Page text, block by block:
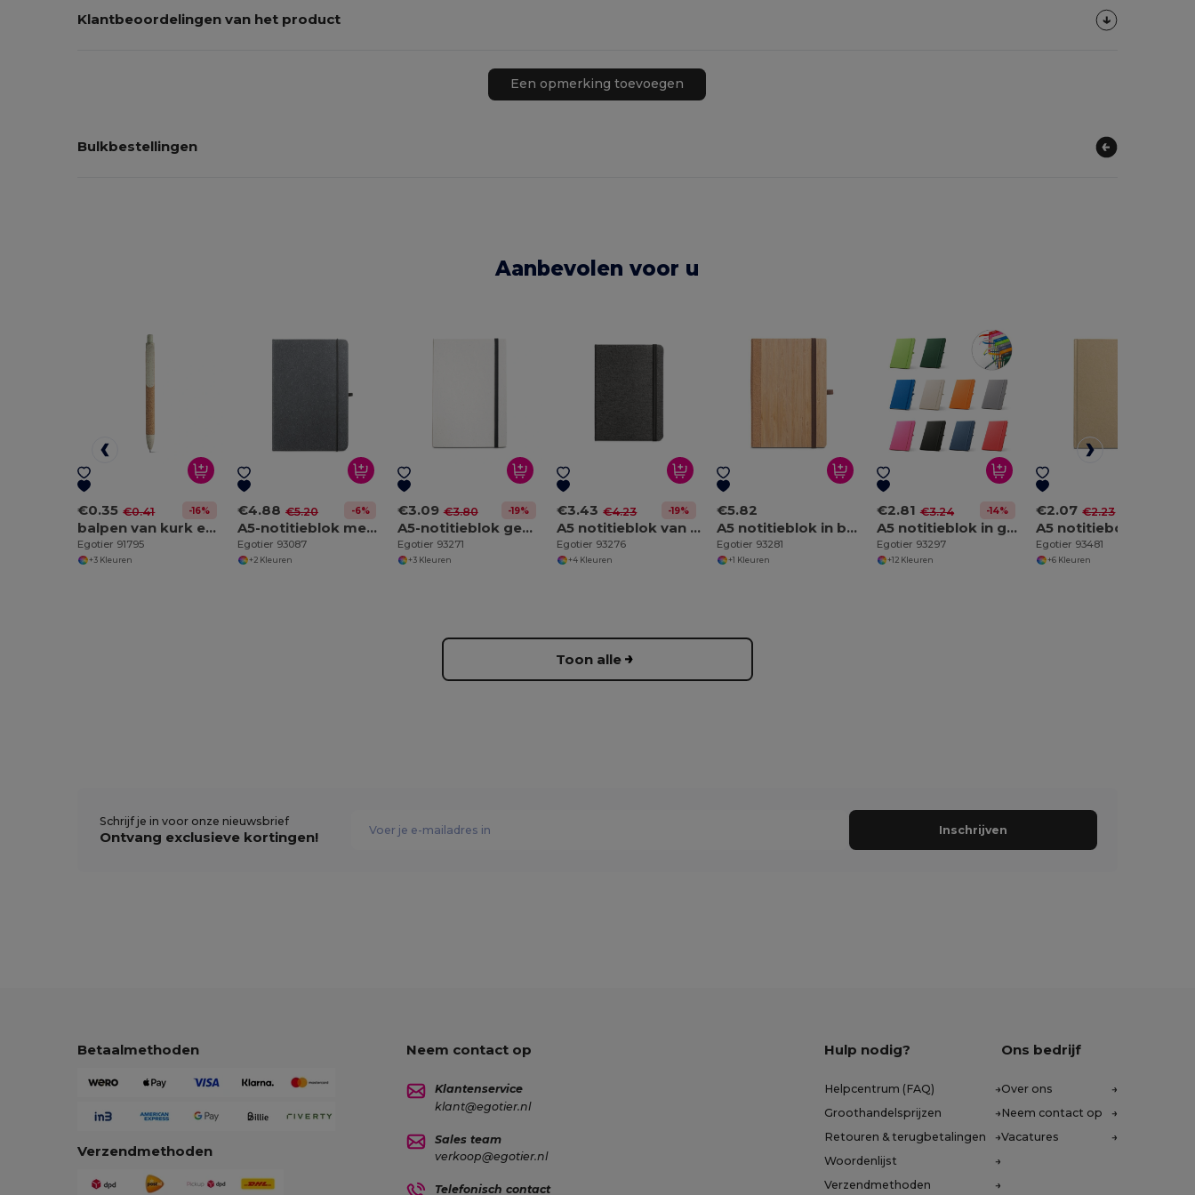
Klantbeoordelingen van het product
Een opmerking toevoegen
Bulkbestellingen
Aanbevolen voor u
€0.35 €0.41 -16%
balpen van kurk en Tarwestrovezel
Egotier 91795
+3 Kleuren
€4.88 €5.20 -6%
A5-notitieblok met harde kaft van leer (70% gerecycled) met gelinieerde pagina's
Egotier 93087
+2 Kleuren
€3.09 €3.80 -19%
A5-notitieblok gemaakt van gerecyclede melkpakken met gelinieerde pagina's
Egotier 93271
+3 Kleuren
€3.43 €4.23 -19%
A5 notitieblok van gerecycled polyester (100% rPET) met gelinieerde pagina's
Egotier 93276
+4 Kleuren
€5.82
A5 notitieblok in bamboe en kurkvellen met gelinieerde pagina's
Egotier 93281
+1 Kleuren
€2.81 €3.24 -14%
A5 notitieblok in gerecycled polyester (100% rPET) met gelinieerde pagina's
Egotier 93297
+12 Kleuren
€2.07 €2.23
Egotier 93481
+6 Kleuren
Toon alle
Schrijf je in voor onze nieuwsbrief
Ontvang exclusieve kortingen! Inschrijven
Betaalmethoden
Verzendmethoden
Neem contact op
Klantenservice
klant@egotier.nl
Sales team
verkoop@egotier.nl
Telefonisch contact
Hulp nodig?
Helpcentrum (FAQ)
Groothandelsprijzen
Retouren & terugbetalingen
Woordenlijst
Verzendmethoden
Ons bedrijf
Over ons
Neem contact op
Vacatures